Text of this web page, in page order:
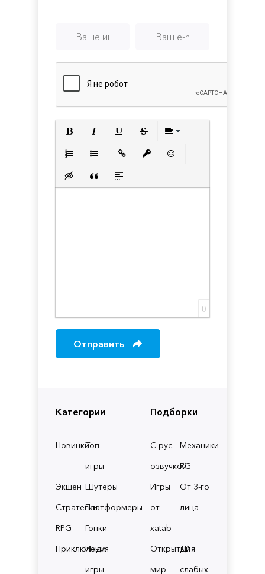
Категории
НовинкиТоп
игры
Экшен Шутеры
СтратегииПлатформеры
RPG
Гонки
Приключения
Инди
игры
Подборки
С рус.
озвучкой
Механики
RG
Игры
от
xatab
От 3-го
лица
Открытый
мир
Для
слабых
Вставка скрытого текста
Вставка цитаты
Вставка спойлера
0
Отправить